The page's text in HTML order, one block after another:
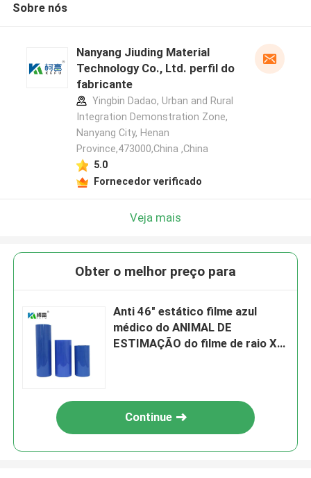
Sobre nós
Nanyang Jiuding Material
Technology Co., Ltd. perfil do
fabricante
Yingbin Dadao, Urban and Rural
Integration Demonstration Zone,
Nanyang City, Henan
Province,473000,China ,China
5.0
Fornecedor verificado
Veja mais
Obter o melhor preço para
Anti 46" estático filme azul
médico do ANIMAL DE
ESTIMAÇÃO do filme de raio X
Continue